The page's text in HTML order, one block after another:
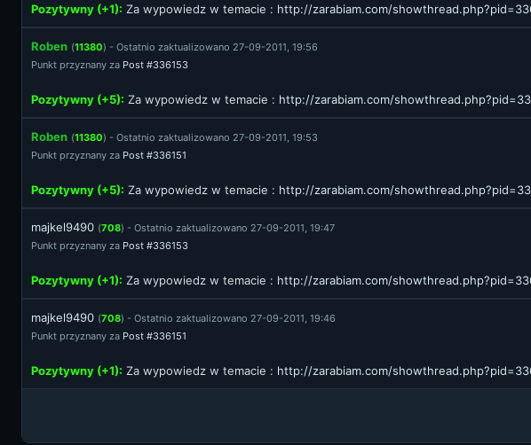
Pozytywny (+1): Za wypowiedz w temacie : http://zarabiam.com/
Roben (11380) - Ostatnio zaktualizowano 27-09-2011, 19:56
Punkt przyznany za Post #336153
Pozytywny (+5): Za wypowiedz w temacie : http://zarabiam.com/
Roben (11380) - Ostatnio zaktualizowano 27-09-2011, 19:53
Punkt przyznany za Post #336151
Pozytywny (+5): Za wypowiedz w temacie : http://zarabiam.com/
majkel9490 (708) - Ostatnio zaktualizowano 27-09-2011, 19:47
Punkt przyznany za Post #336153
Pozytywny (+1): Za wypowiedz w temacie : http://zarabiam.com/
majkel9490 (708) - Ostatnio zaktualizowano 27-09-2011, 19:46
Punkt przyznany za Post #336151
Pozytywny (+1): Za wypowiedz w temacie : http://zarabiam.com/